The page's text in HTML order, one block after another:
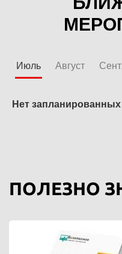
Июль Август
Нет
ПОЛЕЗНО